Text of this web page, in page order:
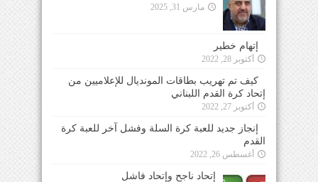
مارس 31, 2025
إتهام خطير
أكتوبر 28, 2022
كيف تم تهريب بطاقات المونديال للإعلاميين من
إتحاد كرة القدم اللبناني
أكتوبر 27, 2022
إنجاز جديد للعبة كرة السلة وفشل آخر للعبة كرة
القدم
أغسطس 26, 2022
إتحاد ناجح وإتحاد فاشل